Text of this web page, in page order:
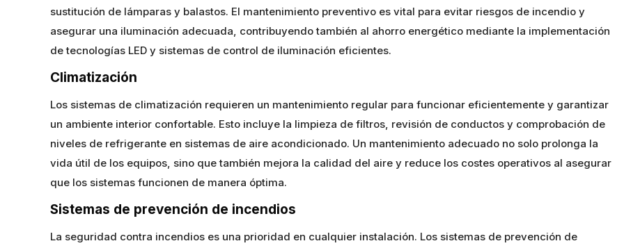
sustitución de lámparas y balastos. El mantenimiento preventivo es vital para evitar riesgos de incendio y
asegurar una iluminación adecuada, contribuyendo también al ahorro energético mediante la implementación
de tecnologías LED y sistemas de control de iluminación eficientes.
Climatización
Los sistemas de climatización requieren un mantenimiento regular para funcionar eficientemente y garantizar
un ambiente interior confortable. Esto incluye la limpieza de filtros, revisión de conductos y comprobación de
niveles de refrigerante en sistemas de aire acondicionado. Un mantenimiento adecuado no solo prolonga la
vida útil de los equipos, sino que también mejora la calidad del aire y reduce los costes operativos al asegurar
que los sistemas funcionen de manera óptima.
Sistemas de prevención de incendios
La seguridad contra incendios es una prioridad en cualquier instalación. Los sistemas de prevención de